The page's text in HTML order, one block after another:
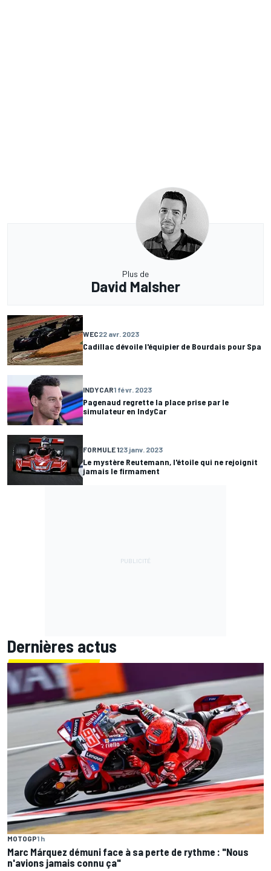
Plus de
David Malsher
WEC22 avr. 2023
Cadillac dévoile l'équipier de Bourdais pour Spa
INDYCAR1 févr. 2023
Pagenaud regrette la place prise par le
simulateur en IndyCar
FORMULE 123 janv. 2023
Le mystère Reutemann, l'étoile qui ne rejoignit
jamais le firmament
Dernières actus
MOTOGP1 h
Marc Márquez démuni face à sa perte de rythme : "Nous
n'avions jamais connu ça"